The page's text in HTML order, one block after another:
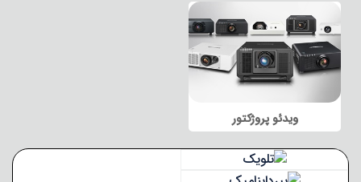
ویدئو پروژکتور